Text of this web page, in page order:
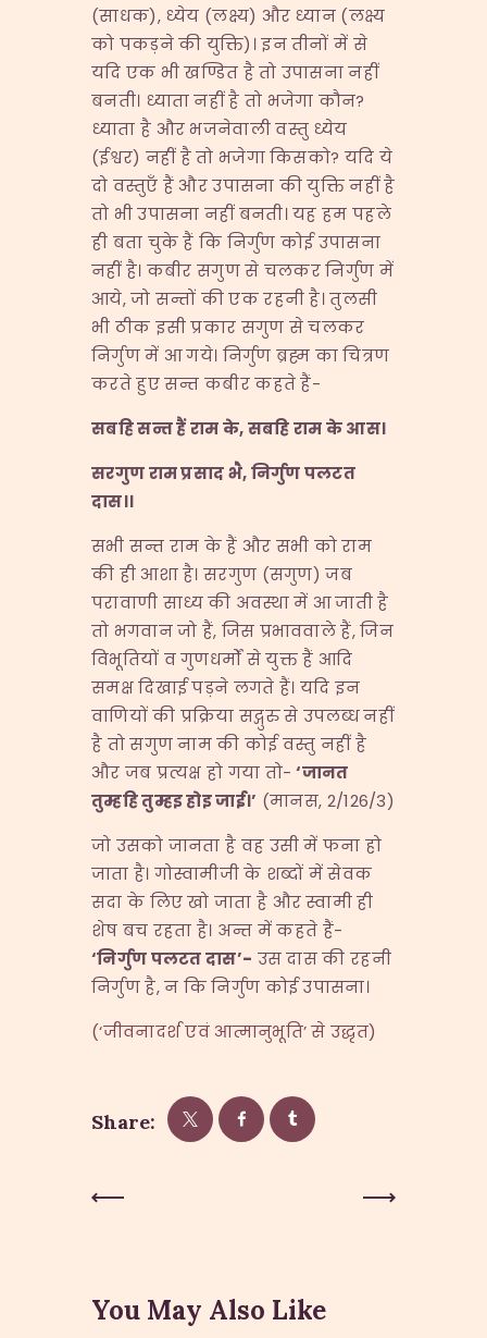
(साधक), ध्येय (लक्ष्य) और ध्यान (लक्ष्य
को पकड़ने की युक्ति)। इन तीनों में से
यदि एक भी खण्डित है तो उपासना नहीं
बनती। ध्याता नहीं है तो भजेगा कौन?
ध्याता है और भजनेवाली वस्तु ध्येय
(ईश्वर) नहीं है तो भजेगा किसको? यदि ये
दो वस्तुएँ हैं और उपासना की युक्ति नहीं है
तो भी उपासना नहीं बनती। यह हम पहले
ही बता चुके हैं कि निर्गुण कोई उपासना
नहीं है। कबीर सगुण से चलकर निर्गुण में
आये, जो सन्तों की एक रहनी है। तुलसी
भी ठीक इसी प्रकार सगुण से चलकर
निर्गुण में आ गये। निर्गुण ब्रह्म का चित्रण
करते हुए सन्त कबीर कहते हैं-
सबहि सन्त हैं राम के,सबहि राम के आस।
सरगुण राम प्रसाद भै,निर्गुण पलटत
दास।।
सभी सन्त राम के हैं और सभी को राम
की ही आशा है। सरगुण (सगुण) जब
परावाणी साध्य की अवस्था में आ जाती है
तो भगवान जो हैं, जिस प्रभाववाले हैं, जिन
विभूतियों व गुणधर्मों से युक्त हैं आदि
समक्ष दिखाई पड़ने लगते हैं। यदि इन
वाणियों की प्रक्रिया सद्गुरु से उपलब्ध नहीं
है तो सगुण नाम की कोई वस्तु नहीं है
और जब प्रत्यक्ष हो गया तो-‘जानत
तुम्हहि तुम्हइ होइ जाई।’ (मानस, 2/126/3)
जो उसको जानता है वह उसी में फना हो
जाता है। गोस्वामीजी के शब्दों में सेवक
सदा के लिए खो जाता है और स्वामी ही
शेष बच रहता है। अन्त में कहते हैं-
‘निर्गुण पलटत दास’- उस दास की रहनी
निर्गुण है, न कि निर्गुण कोई उपासना।
(‘जीवनादर्श एवं आत्मानुभूति’ से उद्धृत)
Share:
Post
You May Also Like